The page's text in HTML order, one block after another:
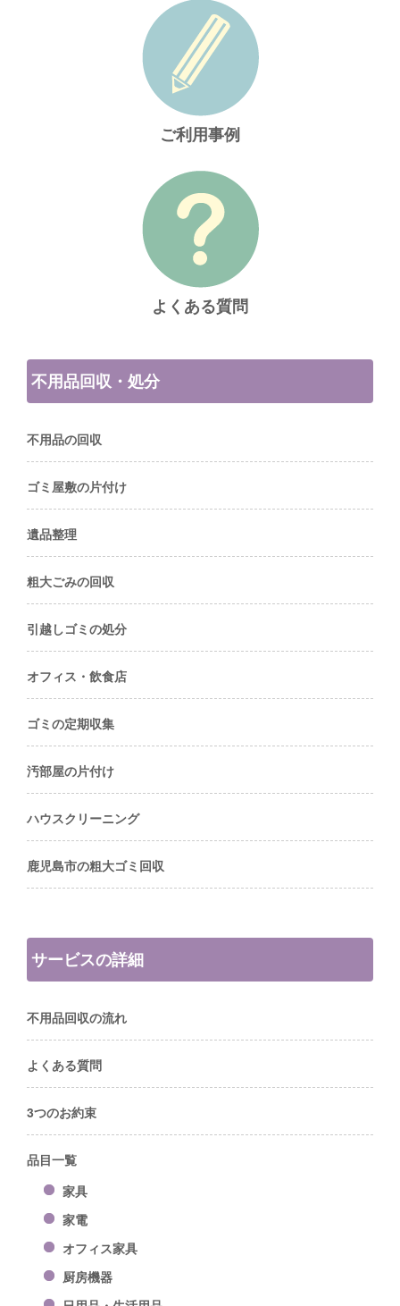
ご利用事例
よくある質問
不用品回収・処分
不用品の回収
ゴミ屋敷の片付け
遺品整理
粗大ごみの回収
引越しゴミの処分
オフィス・飲食店
ゴミの定期収集
汚部屋の片付け
ハウスクリーニング
鹿児島市の粗大ゴミ回収
サービスの詳細
不用品回収の流れ
よくある質問
3つのお約束
品目一覧
家具
家電
オフィス家具
厨房機器